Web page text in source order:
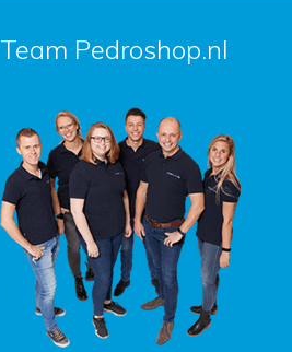
Team Pedroshop.nl